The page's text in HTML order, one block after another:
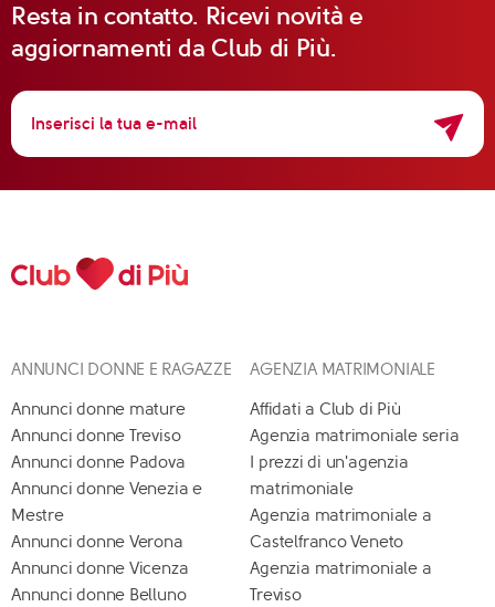
Resta in contatto. Ricevi novità e
aggiornamenti da Club di Più.
ANNUNCI DONNE E RAGAZZE
Annunci donne mature
Annunci donne Treviso
Annunci donne Padova
Annunci donne Venezia e
Mestre
Annunci donne Verona
Annunci donne Vicenza
Annunci donne Belluno
AGENZIA MATRIMONIALE
Affidati a Club di Più
Agenzia matrimoniale seria
I prezzi di un'agenzia
matrimoniale
Agenzia matrimoniale a
Castelfranco Veneto
Agenzia matrimoniale a
Treviso